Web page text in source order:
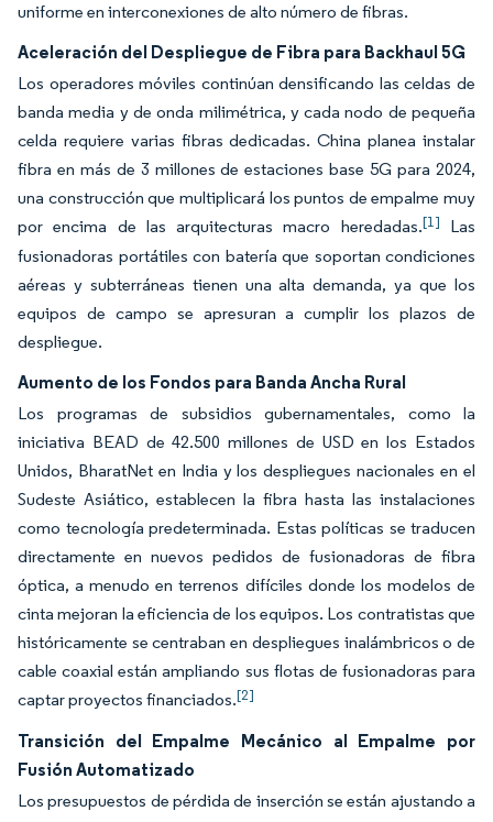
uniforme en interconexiones de alto número de fibras.
Aceleración del Despliegue de Fibra para Backhaul 5G
Los operadores móviles continúan densificando las celdas de
banda media y de onda milimétrica, y cada nodo de pequeña
celda requiere varias fibras dedicadas. China planea instalar
fibra en más de 3 millones de estaciones base 5G para 2024,
una construcción que multiplicará los puntos de empalme muy
por encima de las arquitecturas macro heredadas.[1]
Las
fusionadoras portátiles con batería que soportan condiciones
aéreas y subterráneas tienen una alta demanda, ya que los
equipos de campo se apresuran a cumplir los plazos de
despliegue.
Aumento de los Fondos para Banda Ancha Rural
Los programas de subsidios gubernamentales, como la
iniciativa BEAD de 42.500 millones de USD en los Estados
Unidos, BharatNet en India y los despliegues nacionales en el
Sudeste Asiático, establecen la fibra hasta las instalaciones
como tecnología predeterminada. Estas políticas se traducen
directamente en nuevos pedidos de fusionadoras de fibra
óptica, a menudo en terrenos difíciles donde los modelos de
cinta mejoran la eficiencia de los equipos. Los contratistas que
históricamente se centraban en despliegues inalámbricos o de
cable coaxial están ampliando sus flotas de fusionadoras para
captar proyectos financiados.[2]
Transición del Empalme Mecánico al Empalme por
Fusión Automatizado
Los presupuestos de pérdida de inserción se están ajustando a